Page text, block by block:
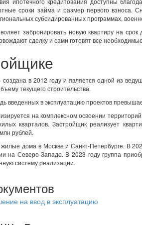
сроки займа и размер первого взноса.
субсидированных программах,
забронировать новую квартиру на
сделку и сами готовят все
в 2012 году и является одной из
текущего строительства.
введенных в эксплуатацию проектов
на комплексном освоении
кварталов. Застройщик реализует
рублей.
жилые дома в Москве и Санкт-Петербурге. В
на Северо-Западе. В 2023 году группа
систему реализации.
на ввод в эксплуатацию